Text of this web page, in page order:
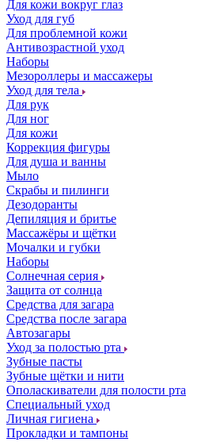
Для кожи вокруг глаз
Уход для губ
Для проблемной кожи
Антивозрастной уход
Наборы
Мезороллеры и массажеры
Уход для тела
Для рук
Для ног
Для кожи
Коррекция фигуры
Для душа и ванны
Мыло
Скрабы и пилинги
Дезодоранты
Депиляция и бритье
Массажёры и щётки
Мочалки и губки
Наборы
Солнечная серия
Защита от солнца
Средства для загара
Средства после загара
Автозагары
Уход за полостью рта
Зубные пасты
Зубные щётки и нити
Ополаскиватели для полости рта
Специальный уход
Личная гигиена
Прокладки и тампоны